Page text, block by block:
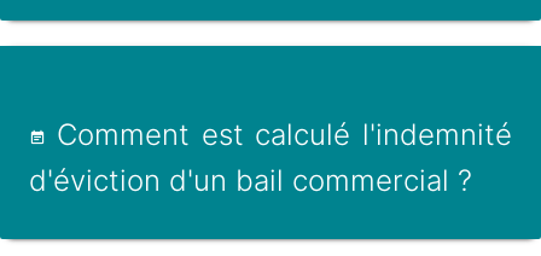
Comment est calculé l'indemnité
d'éviction d'un bail commercial ?